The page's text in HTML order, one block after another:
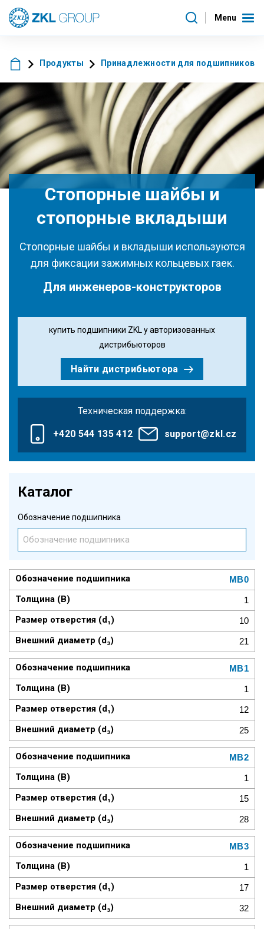
Menu
Продукты Принадлежности для подшипников
Стопорные шайбы и
стопорные вкладыши
Стопорные шайбы и вкладыши используются
для фиксации зажимных кольцевых гаек.
Для инженеров-конструкторов
купить подшипники ZKL у авторизованных
дистрибьюторов
Найти дистрибьютора
Техническая поддержка:
+420 544 135 412 support@zkl.cz
Каталог
Обозначение подшипника
MB0
1
10
21
MB1
1
12
25
MB2
1
15
28
MB3
1
17
32